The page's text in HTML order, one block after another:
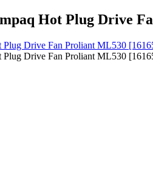
Hot Plug Drive